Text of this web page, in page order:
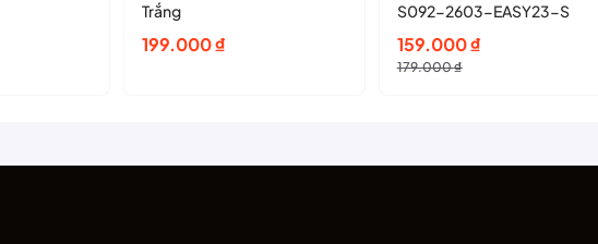
Trắng
199.000₫
S092-2603-EASY23-S
179.000₫
Giá
gốc
159.000₫
Giá
hiện